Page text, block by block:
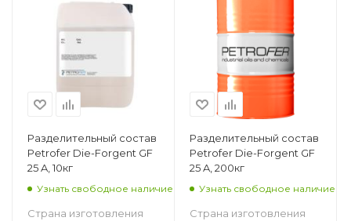
Разделительный состав
Petrofer Die-Forgent GF
25 A, 10кг
Узнать свободное наличие
Страна изготовления
Разделительный состав
Petrofer Die-Forgent GF
25 A, 200кг
Узнать свободное наличие
Страна изготовления